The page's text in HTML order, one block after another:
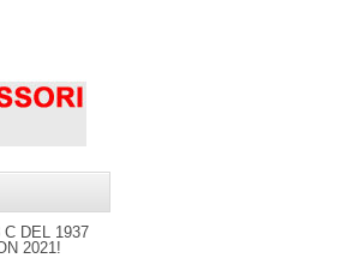
DEL 1937
2021!